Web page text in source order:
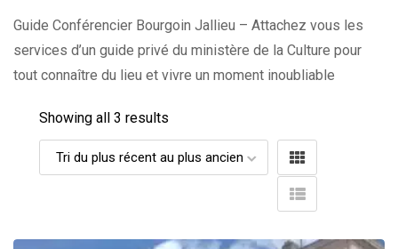
Guide Conférencier Bourgoin Jallieu – Attachez vous les
services d’un guide privé du ministère de la Culture pour
tout connaître du lieu et vivre un moment inoubliable
Showing all 3 results